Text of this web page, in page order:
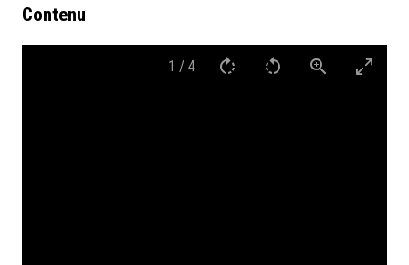
Contenu
1 / 4